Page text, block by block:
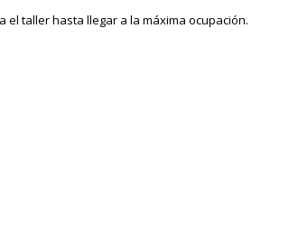
taller hasta llegar a la máxima ocupación.